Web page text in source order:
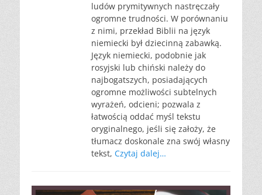
ludów prymitywnych nastręczały
ogromne trudności. W porównaniu
z nimi, przekład Biblii na język
niemiecki był dziecinną zabawką.
Język niemiecki, podobnie jak
rosyjski lub chiński należy do
najbogatszych, posiadających
ogromne możliwości subtelnych
wyrażeń, odcieni; pozwala z
łatwością oddać myśl tekstu
oryginalnego, jeśli się założy, że
tłumacz doskonale zna swój własny
tekst, Czytaj dalej…